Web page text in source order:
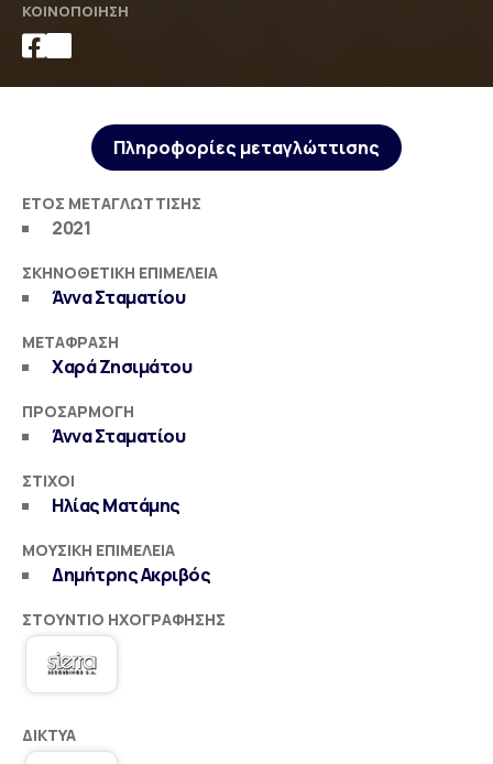
ΚΟΙΝΟΠΟΊΗΣΗ
Πληροφορίες μεταγλώττισης
ΈΤΟΣ ΜΕΤΑΓΛΏΤΤΙΣΗΣ
2021
ΣΚΗΝΟΘΕΤΙΚΉ ΕΠΙΜΈΛΕΙΑ
Άννα Σταματίου
ΜΕΤΆΦΡΑΣΗ
Χαρά Ζησιμάτου
ΠΡΟΣΑΡΜΟΓΉ
Άννα Σταματίου
ΣΤΊΧΟΙ
Ηλίας Ματάμης
ΜΟΥΣΙΚΉ ΕΠΙΜΈΛΕΙΑ
Δημήτρης Ακριβός
ΣΤΟΎΝΤΙΟ ΗΧΟΓΡΆΦΗΣΗΣ
ΔΊΚΤΥΑ